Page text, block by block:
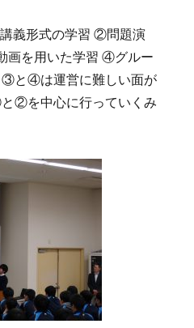
義形式の学習 ②問題演
画を用いた学習 ④グルー
③と④は運営に難しい面が
②を中心に行っていくみ